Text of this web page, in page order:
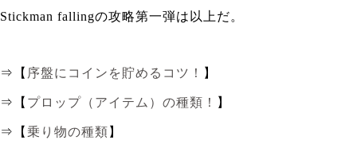
Stickman fallingの攻略第一弾は以上だ。
⇒【 序盤にコインを貯めるコツ！ 】
⇒【 プロップ（アイテム）の種類！ 】
⇒【 乗り物の種類 】